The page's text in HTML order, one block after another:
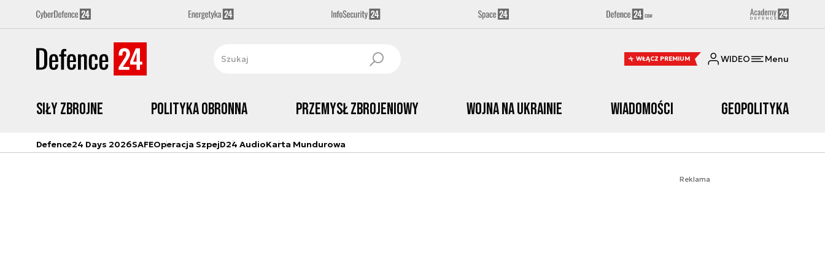
WŁĄCZ PREMIUM WIDEO Menu
Siły zbrojne Polityka obronna Przemysł Zbrojeniowy Wojna na Ukrainie Wiadomości Geopolityka
Defence24 Days 2026SAFEOperacja SzpejD24 AudioKarta Mundurowa
Reklama